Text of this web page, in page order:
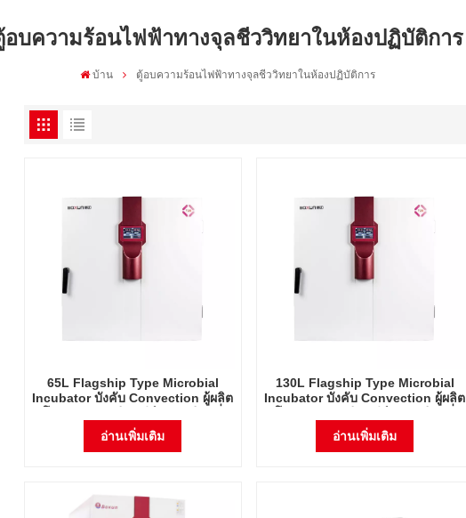
อบความร้อนไฟฟ้าทางจุลชีววิทยาในห้องปฏิบัติการ
บ้าน ตู้อบความร้อนไฟฟ้าทางจุลชีววิทยาในห้องปฏิบัติการ
65L Flagship Type Microbial
Incubator บังคับ Convection ผู้ผลิต
Incubator
อ่านเพิ่มเติม
130L Flagship Type Microbial
Incubator บังคับ Convection ผู้ผลิต
Incubator
อ่านเพิ่มเติม